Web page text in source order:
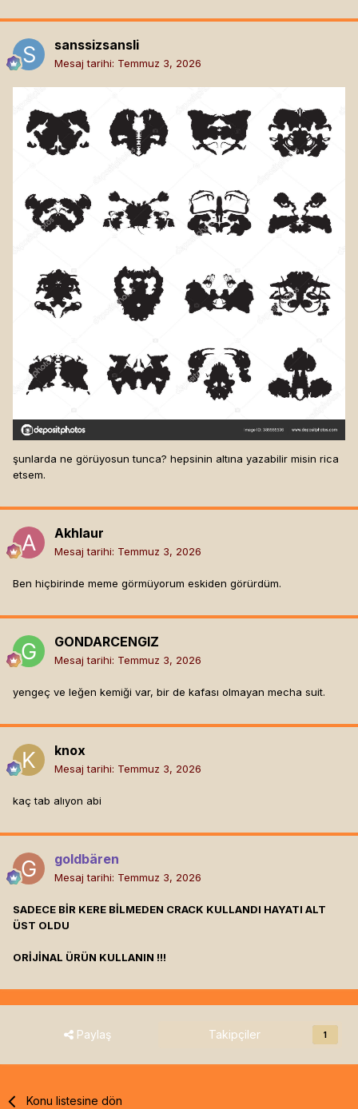
sanssizsansli
Mesaj tarihi: Temmuz 3, 2026
şunlarda ne görüyosun tunca? hepsinin altına yazabilir misin rica
etsem.
Akhlaur
Mesaj tarihi: Temmuz 3, 2026
Ben hiçbirinde meme görmüyorum eskiden görürdüm.
GONDARCENGIZ
Mesaj tarihi: Temmuz 3, 2026
yengeç ve leğen kemiği var, bir de kafası olmayan mecha suit.
knox
Mesaj tarihi: Temmuz 3, 2026
kaç tab alıyon abi
goldbären
Mesaj tarihi: Temmuz 3, 2026
SADECE BİR KERE BİLMEDEN CRACK KULLANDI HAYATI ALT
ÜST OLDU
ORİJİNAL ÜRÜN KULLANIN !!!
Paylaş Takipçiler 1
Konu listesine dön